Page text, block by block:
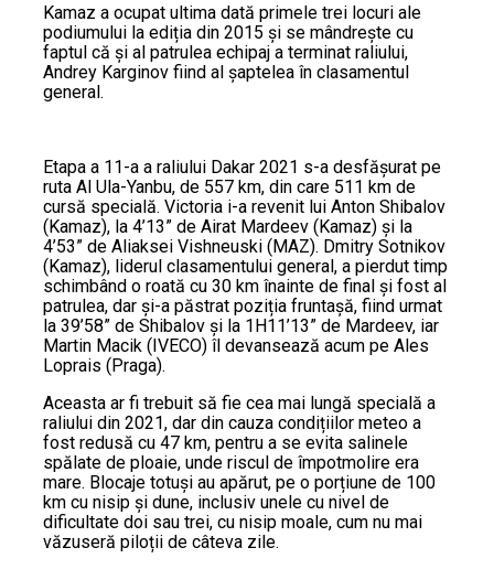
Kamaz a ocupat ultima dată primele trei locuri ale
podiumului la ediția din 2015 și se mândrește cu
faptul că și al patrulea echipaj a terminat raliului,
Andrey Karginov fiind al șaptelea în clasamentul
general.
Etapa a 11-a a raliului Dakar 2021 s-a desfășurat pe
ruta Al Ula-Yanbu, de 557 km, din care 511 km de
cursă specială. Victoria i-a revenit lui Anton Shibalov
(Kamaz), la 4’13” de Airat Mardeev (Kamaz) și la
4’53” de Aliaksei Vishneuski (MAZ). Dmitry Sotnikov
(Kamaz), liderul clasamentului general, a pierdut timp
schimbând o roată cu 30 km înainte de final și fost al
patrulea, dar și-a păstrat poziția fruntașă, fiind urmat
la 39’58” de Shibalov și la 1H11’13” de Mardeev, iar
Martin Macik (IVECO) îl devansează acum pe Ales
Loprais (Praga).
Aceasta ar fi trebuit să fie cea mai lungă specială a
raliului din 2021, dar din cauza condițiilor meteo a
fost redusă cu 47 km, pentru a se evita salinele
spălate de ploaie, unde riscul de împotmolire era
mare. Blocaje totuși au apărut, pe o porțiune de 100
km cu nisip și dune, inclusiv unele cu nivel de
dificultate doi sau trei, cu nisip moale, cum nu mai
văzuseră piloții de câteva zile.